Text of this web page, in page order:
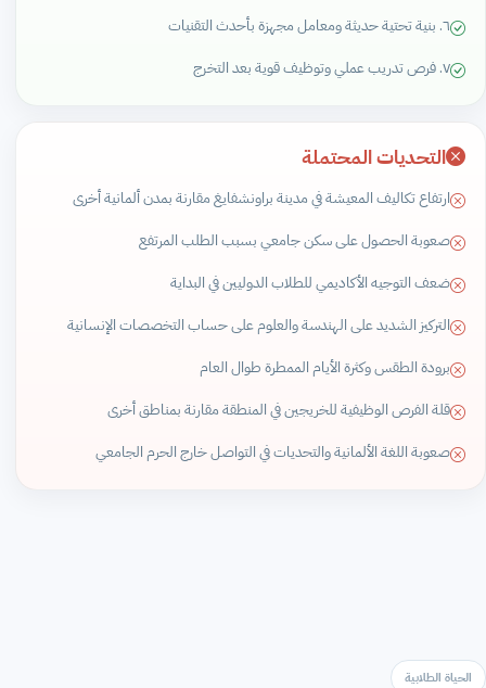
٦. بنية تحتية حديثة ومعامل مجهزة بأحدث التقنيات
٧. فرص تدريب عملي وتوظيف قوية بعد التخرج
التحديات المحتملة
ارتفاع تكاليف المعيشة في مدينة براونشفايغ مقارنة بمدن ألمانية أخرى
صعوبة الحصول على سكن جامعي بسبب الطلب المرتفع
ضعف التوجيه الأكاديمي للطلاب الدوليين في البداية
التركيز الشديد على الهندسة والعلوم على حساب التخصصات الإنسانية
برودة الطقس وكثرة الأيام الممطرة طوال العام
قلة الفرص الوظيفية للخريجين في المنطقة مقارنة بمناطق أخرى
صعوبة اللغة الألمانية والتحديات في التواصل خارج الحرم الجامعي
الحياة الطلابية